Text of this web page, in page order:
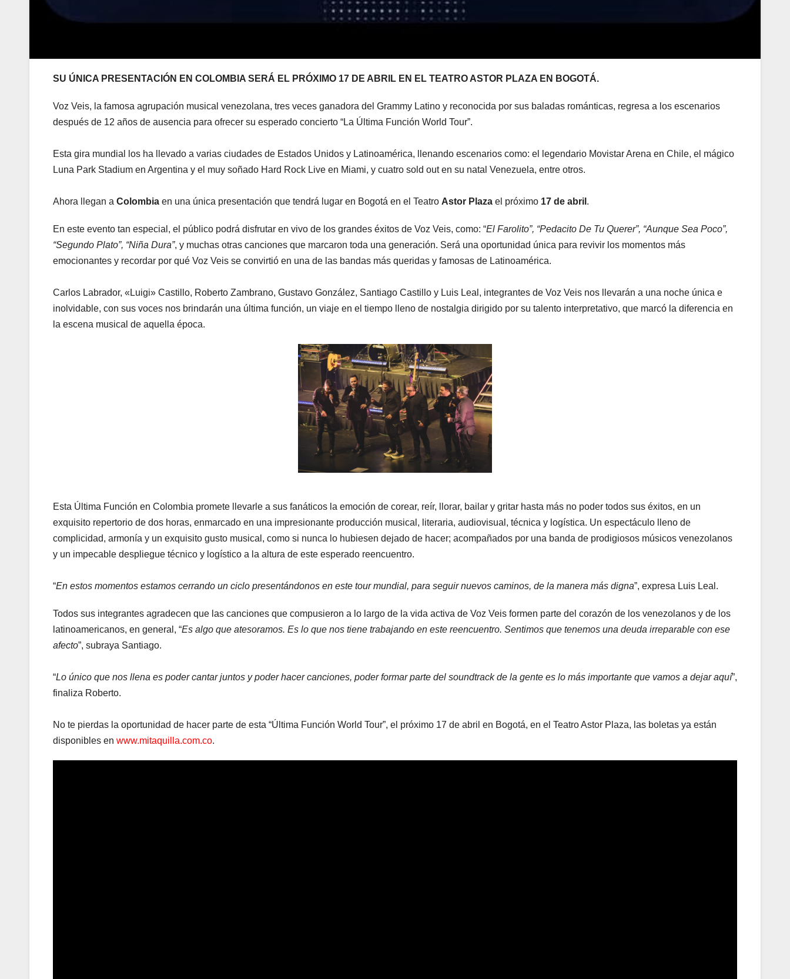
SU ÚNICA PRESENTACIÓN EN COLOMBIA SERÁ EL PRÓXIMO 17 DE ABRIL EN EL TEATRO ASTOR PLAZA EN BOGOTÁ.
Voz Veis, la famosa agrupación musical venezolana, tres veces ganadora del Grammy Latino y reconocida por sus baladas románticas, regresa a los escenarios
después de 12 años de ausencia para ofrecer su esperado concierto “La Última Función World Tour”.
Esta gira mundial los ha llevado a varias ciudades de Estados Unidos y Latinoamérica, llenando escenarios como: el legendario Movistar Arena en Chile, el mágico
Luna Park Stadium en Argentina y el muy soñado Hard Rock Live en Miami, y cuatro sold out en su natal Venezuela, entre otros.
Ahora llegan a Colombia en una única presentación que tendrá lugar en Bogotá en el Teatro Astor Plaza el próximo 17 de abril .
En este evento tan especial, el público podrá disfrutar en vivo de los grandes éxitos de Voz Veis, como: “El Farolito”, “Pedacito De Tu Querer”, “Aunque Sea Poco”,
“Segundo Plato”, “Niña Dura”, y muchas otras canciones que marcaron toda una generación. Será una oportunidad única para revivir los momentos más
emocionantes y recordar por qué Voz Veis se convirtió en una de las bandas más queridas y famosas de Latinoamérica.
Carlos Labrador, «Luigi» Castillo, Roberto Zambrano, Gustavo González, Santiago Castillo y Luis Leal, integrantes de Voz Veis nos llevarán a una noche única e
inolvidable, con sus voces nos brindarán una última función, un viaje en el tiempo lleno de nostalgia dirigido por su talento interpretativo, que marcó la diferencia en
la escena musical de aquella época.
Esta Última Función en Colombia promete llevarle a sus fanáticos la emoción de corear, reír, llorar, bailar y gritar hasta más no poder todos sus éxitos, en un
exquisito repertorio de dos horas, enmarcado en una impresionante producción musical, literaria, audiovisual, técnica y logística. Un espectáculo lleno de
complicidad, armonía y un exquisito gusto musical, como si nunca lo hubiesen dejado de hacer; acompañados por una banda de prodigiosos músicos venezolanos
y un impecable despliegue técnico y logístico a la altura de este esperado reencuentro.
“En estos momentos estamos cerrando un ciclo presentándonos en este tour mundial, para seguir nuevos caminos, de la manera más digna”, expresa Luis Leal.
Todos sus integrantes agradecen que las canciones que compusieron a lo largo de la vida activa de Voz Veis formen parte ­del corazón de los venezolanos y de los
latinoamericanos, en general, “Es algo que atesoramos. Es lo que nos tiene trabajando en este reencuentro. Sentimos que tenemos una deuda irreparable con ese
afecto”, subraya Santiago.
“Lo único que nos llena es poder cantar juntos y poder hacer canciones, poder formar parte del soundtrack de la gente es lo más importante que vamos a dejar aquí”,
finaliza Roberto.
No te pierdas la oportunidad de hacer parte de esta “Última Función World Tour”, el próximo 17 de abril en Bogotá, en el Teatro Astor Plaza, las boletas ya están
disponibles en www.mitaquilla.com.co.